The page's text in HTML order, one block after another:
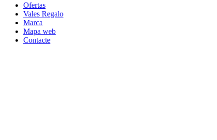
Ofertas
Vales Regalo
Marca
Mapa web
Contacte